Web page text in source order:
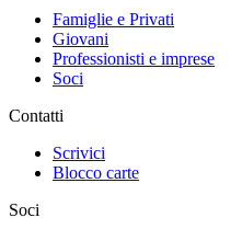
Famiglie e Privati
Giovani
Professionisti e imprese
Soci
Contatti
Scrivici
Blocco carte
Soci